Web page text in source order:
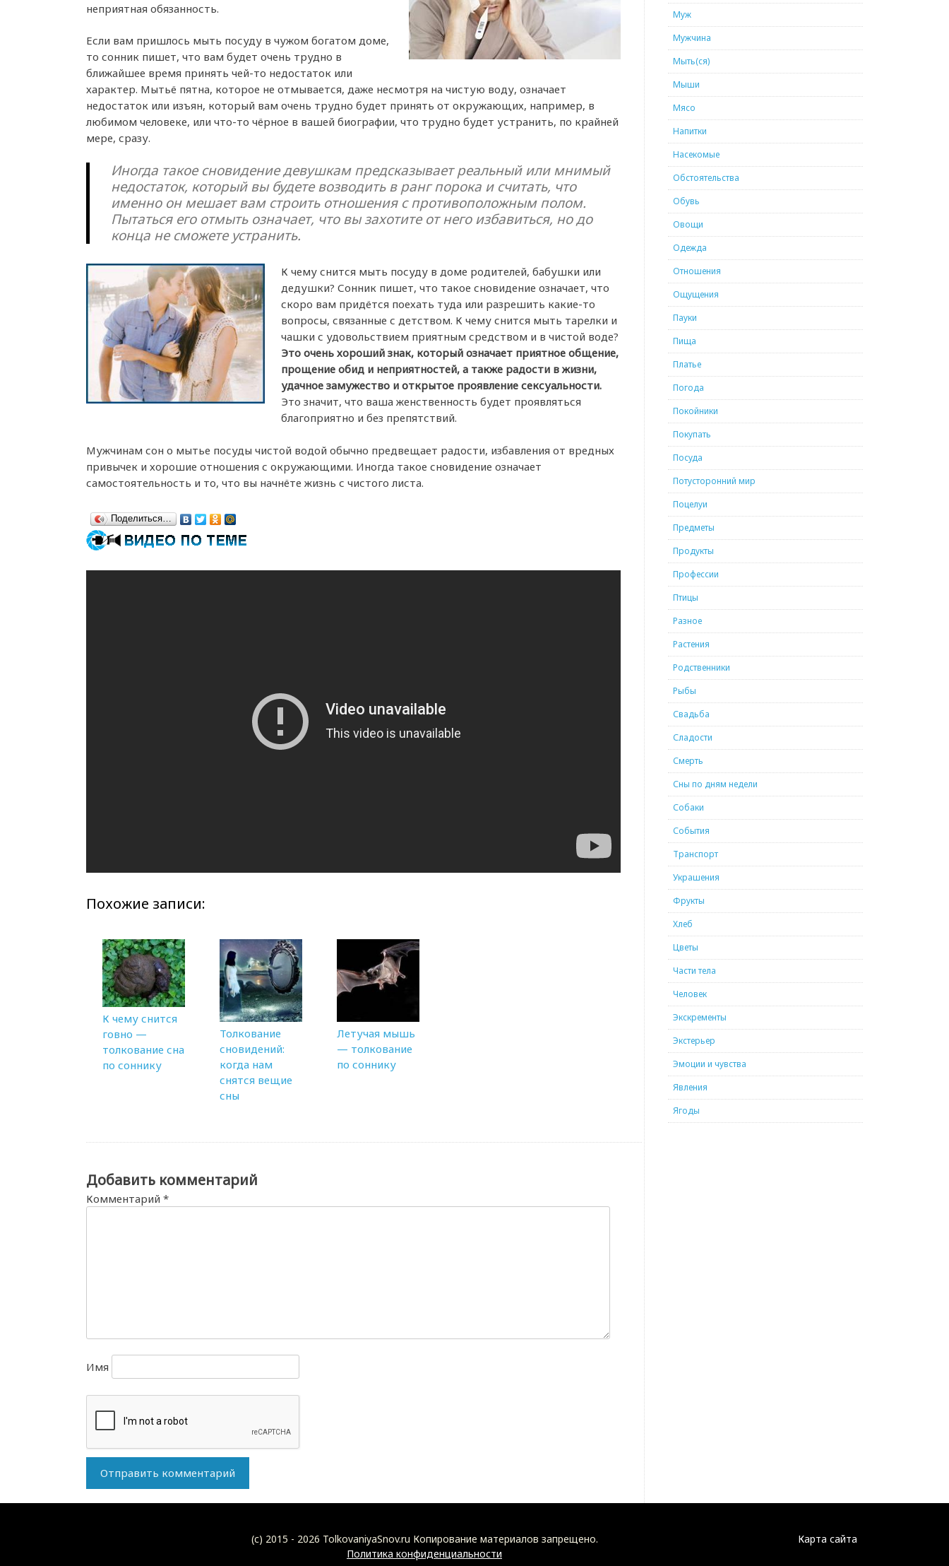
неприятная обязанность.
Если вам пришлось мыть посуду в чужом богатом доме,
то сонник пишет, что вам будет очень трудно в
ближайшее время принять чей-то недостаток или
характер. Мытьё пятна, которое не отмывается, даже несмотря на чистую воду, означает
недостаток или изъян, который вам очень трудно будет принять от окружающих, например, в
любимом человеке, или что-то чёрное в вашей биографии, что трудно будет устранить, по крайней
мере, сразу.
Иногда такое сновидение девушкам предсказывает реальный или мнимый
недостаток, который вы будете возводить в ранг порока и считать, что
именно он мешает вам строить отношения с противоположным полом.
Пытаться его отмыть означает, что вы захотите от него избавиться, но до
конца не сможете устранить.
К чему снится мыть посуду в доме родителей, бабушки или
дедушки? Сонник пишет, что такое сновидение означает, что
скоро вам придётся поехать туда или разрешить какие-то
вопросы, связанные с детством. К чему снится мыть тарелки и
чашки с удовольствием приятным средством и в чистой воде?
Это очень хороший знак, который означает приятное общение,
прощение обид и неприятностей, а также радости в жизни,
удачное замужество и открытое проявление сексуальности.
Это значит, что ваша женственность будет проявляться
благоприятно и без препятствий.
Мужчинам сон о мытье посуды чистой водой обычно предвещает радости, избавления от вредных
привычек и хорошие отношения с окружающими. Иногда такое сновидение означает
самостоятельность и то, что вы начнёте жизнь с чистого листа.
Поделиться…
Похожие записи:
К чему снится
говно —
толкование сна
по соннику
Толкование
сновидений:
когда нам
снятся вещие
сны
Летучая мышь
— толкование
по соннику
Добавить комментарий
Комментарий *
Имя
Муж
Мужчина
Мыть(ся)
Мыши
Мясо
Напитки
Насекомые
Обстоятельства
Обувь
Овощи
Одежда
Отношения
Ощущения
Пауки
Пища
Платье
Погода
Покойники
Покупать
Посуда
Потусторонний мир
Поцелуи
Предметы
Продукты
Профессии
Птицы
Разное
Растения
Родственники
Рыбы
Свадьба
Сладости
Смерть
Сны по дням недели
Собаки
События
Транспорт
Украшения
Фрукты
Хлеб
Цветы
Части тела
Человек
Экскременты
Экстерьер
Эмоции и чувства
Явления
Ягоды
Карта сайта
(c) 2015 - 2026 TolkovaniyaSnov.ru Копирование материалов запрещено.
Политика конфиденциальности